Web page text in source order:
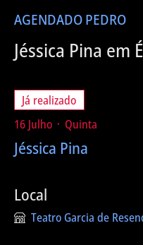
AGENDADO PEDRO
Jéssica Pina em
Já realizado
16 Julho ᛫ Quinta
Jéssica Pina
Local
Teatro Garcia de